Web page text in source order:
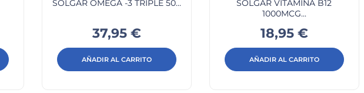
SOLGAR OMEGA -3 TRIPLE 50...
Precio
37,95 €
AÑADIR AL CARRITO
SOLGAR VITAMINA B12
1000MCG...
Precio
18,95 €
AÑADIR AL CARRITO